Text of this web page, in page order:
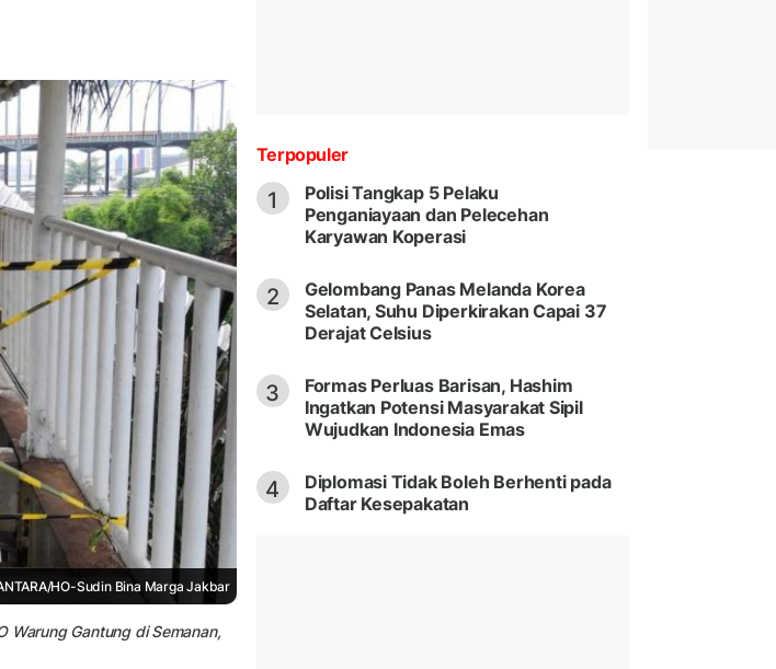
HO-Sudin Bina Marga Jakbar
Warung Gantung di Semanan,
Terpopuler
1
Polisi Tangkap 5 Pelaku
Penganiayaan dan Pelecehan
Karyawan Koperasi
2
Gelombang Panas Melanda Korea
Selatan, Suhu Diperkirakan Capai 37
Derajat Celsius
3
Formas Perluas Barisan, Hashim
Ingatkan Potensi Masyarakat Sipil
Wujudkan Indonesia Emas
4
Diplomasi Tidak Boleh Berhenti pada
Daftar Kesepakatan